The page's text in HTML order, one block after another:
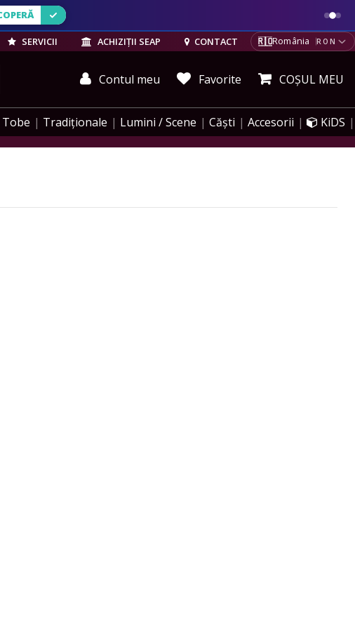
OFERTELE
SERVICII ACHIZIȚII SEAP CONTACT 🇷🇴România RON
Contul meu Favorite COȘUL MEU
Tobe Tradiționale Lumini / Scene Căști Accesorii KiDS